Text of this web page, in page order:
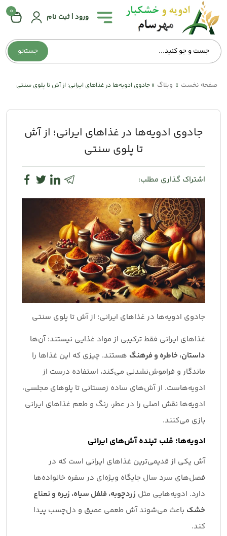
جستجو
ورود | ثبت نام
0
همه
دسته‌بندی‌ها
صفحه
اصلی
تماس
وبلاگ
حساب
کاربری
صفحه نخست » وبلاگ » جادوی ادویه‌ها در غذاهای ایرانی؛ از آش تا پلوی سنتی
جادوی ادویه‌ها در غذاهای ایرانی؛ از آش
تا پلوی سنتی
اشتراک گذاری مطلب:
جادوی ادویه‌ها در غذاهای ایرانی؛ از آش تا پلوی سنتی
غذاهای ایرانی فقط ترکیبی از مواد غذایی نیستند؛ آن‌ها
داستان، خاطره و فرهنگ هستند. چیزی که این غذاها را
ماندگار و فراموش‌نشدنی می‌کند، استفاده درست از
ادویه‌هاست. از آش‌های ساده زمستانی تا پلوهای مجلسی،
ادویه‌ها نقش اصلی را در عطر، رنگ و طعم غذاهای ایرانی
بازی می‌کنند.
ادویه‌ها؛ قلب تپنده آش‌های ایرانی
آش یکی از قدیمی‌ترین غذاهای ایرانی است که در
فصل‌های سرد سال جایگاه ویژه‌ای در سفره خانواده‌ها
دارد. ادویه‌هایی مثل زردچوبه، فلفل سیاه، زیره و نعناع
خشک باعث می‌شوند آش طعمی عمیق و دل‌چسب پیدا
کند.